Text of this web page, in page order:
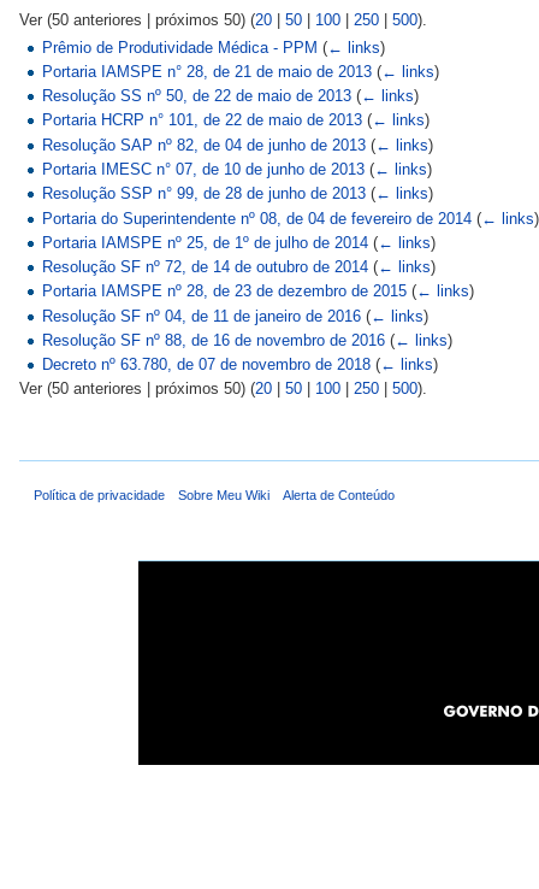
Ver (50 anteriores | próximos 50) (20 50 100 250 500).
Prêmio de Produtividade Médica - PPM (← links)
Portaria IAMSPE n° 28, de 21 de maio de 2013 (← links)
Resolução SS nº 50, de 22 de maio de 2013 (← links)
Portaria HCRP n° 101, de 22 de maio de 2013 (← links)
Resolução SAP nº 82, de 04 de junho de 2013 (← links)
Portaria IMESC n° 07, de 10 de junho de 2013 (← links)
Resolução SSP n° 99, de 28 de junho de 2013 (← links)
Portaria do Superintendente nº 08, de 04 de fevereiro de 2014 (← links)
Portaria IAMSPE nº 25, de 1º de julho de 2014 (← links)
Resolução SF nº 72, de 14 de outubro de 2014 (← links)
Portaria IAMSPE nº 28, de 23 de dezembro de 2015 (← links)
Resolução SF nº 04, de 11 de janeiro de 2016 (← links)
Resolução SF nº 88, de 16 de novembro de 2016 (← links)
Decreto nº 63.780, de 07 de novembro de 2018 (← links)
Ver (50 anteriores | próximos 50) (20 50 100 250 500).
Política de privacidade Sobre Meu Wiki Alerta de Conteúdo